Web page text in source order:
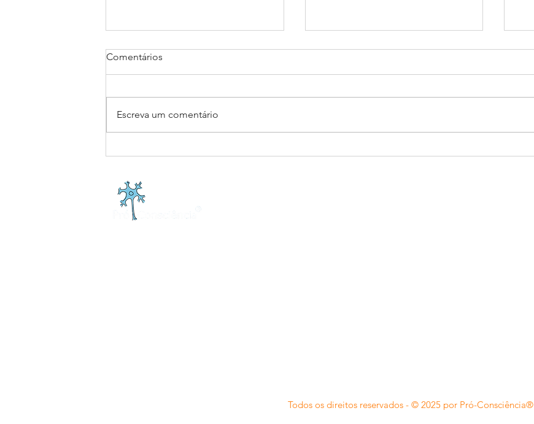
Comentários
Escreva um comentário
Todos os direitos reservados - © 2025 por Pró-Consciência®